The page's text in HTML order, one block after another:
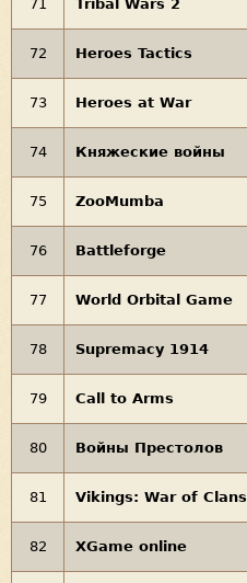
71 Tribal Wars 2
72 Heroes Tactics
73 Heroes at War
74 Княжеские войны
75 ZooMumba
76 Battleforge
77 World Orbital Game
78 Supremacy 1914
79 Call to Arms
80 Войны Престолов
81 Vikings: War of Clans
82 XGame online